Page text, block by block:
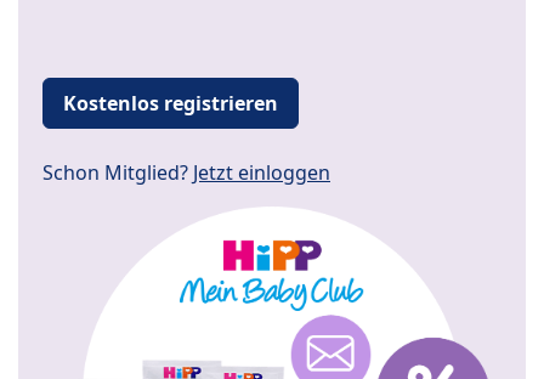
Kostenlos registrieren
Schon Mitglied? Jetzt einloggen